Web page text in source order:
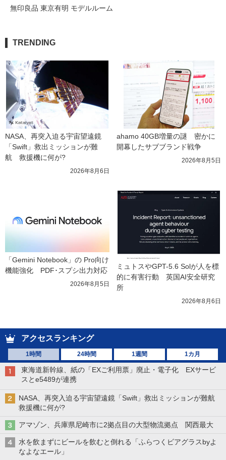
無印良品 東京有明 モデルルーム
TRENDING
NASA、再突入迫る宇宙望遠鏡
「Swift」救出ミッションが難
航　救援機に何が?
2026年8月6日
ahamo 40GB増量の謎　密かに
開幕したサブブランド戦争
2026年8月5日
「Gemini Notebook」の Pro向け
機能強化　PDF･スプシ出力対応
2026年8月5日
ミュトスやGPT-5.6 Solが人を標
的に有害行動　英国AI安全研究
所
2026年8月6日
アクセスランキング
1時間 24時間 1週間 1カ月
東海道新幹線、紙の「EXご利用票」廃止・電子化 EXサービ
スとe5489が連携
NASA、再突入迫る宇宙望遠鏡「Swift」救出ミッションが難航
救援機に何が?
アマゾン、兵庫県尼崎市に2拠点目の大型物流拠点 関西最大
水を飲まずにビールを飲むと倒れる「ふらつくビアグラスbyよ
なよなエール」